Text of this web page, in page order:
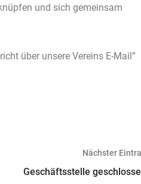
und sich gemeinsam
über unsere Vereins E-Mail”
Nächster
Geschäftsstelle